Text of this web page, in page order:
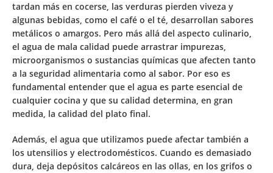
tardan más en cocerse, las verduras pierden viveza y
algunas bebidas, como el café o el té, desarrollan sabores
metálicos o amargos. Pero más allá del aspecto culinario,
el agua de mala calidad puede arrastrar impurezas,
microorganismos o sustancias químicas que afecten tanto
a la seguridad alimentaria como al sabor. Por eso es
fundamental entender que el agua es parte esencial de
cualquier cocina y que su calidad determina, en gran
medida, la calidad del plato final.
Además, el agua que utilizamos puede afectar también a
los utensilios y electrodomésticos. Cuando es demasiado
dura, deja depósitos calcáreos en las ollas, en los grifos o